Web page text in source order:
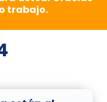
trabajo.